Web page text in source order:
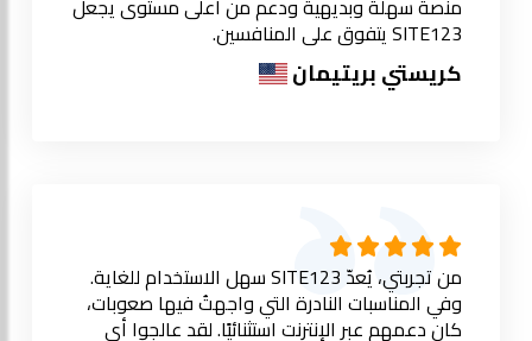
منصة سهلة وبديهية ودعم من أعلى مستوى يجعل
SITE123 يتفوق على المنافسين.
كريستي بريتيمان
من تجربتي، يُعدّ SITE123 سهل الاستخدام للغاية.
وفي المناسبات النادرة التي واجهتُ فيها صعوبات،
كان دعمهم عبر الإنترنت استثنائيًا. لقد عالجوا أي